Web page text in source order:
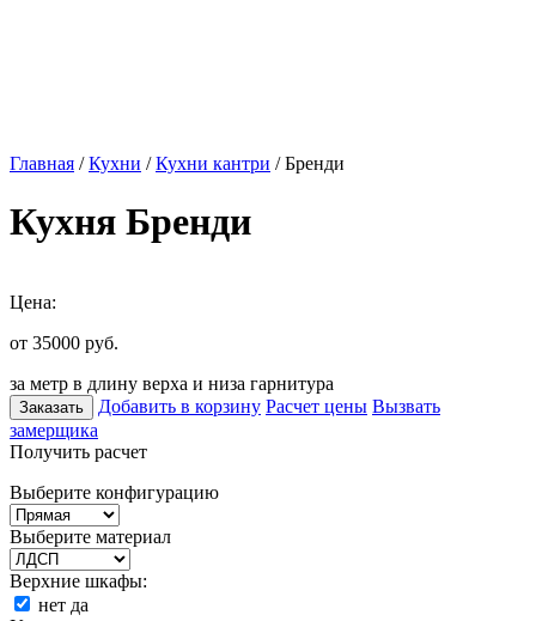
Главная /Кухни /Кухни кантри / Бренди
Кухня Бренди
Цена:
от 35000 руб.
за метр в длину верха и низа гарнитура
Заказать Добавить в корзину Расчет цены Вызвать
замерщика
Получить расчет
Выберите конфигурацию
Выберите материал
Верхние шкафы:
нет да